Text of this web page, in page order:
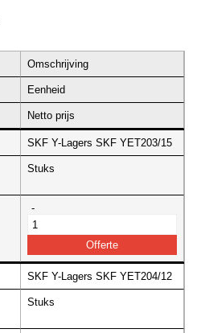
Omschrijving
Eenheid
Netto prijs
SKF Y-Lagers SKF YET203/15
Stuks
-
SKF Y-Lagers SKF YET204/12
Stuks